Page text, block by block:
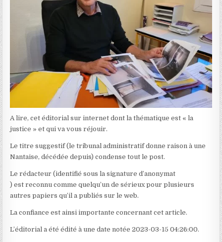
A lire, cet éditorial sur internet dont la thématique est « la
justice » et qui va vous réjouir.
Le titre suggestif (le tribunal administratif donne raison à une
Nantaise, décédée depuis) condense tout le post.
Le rédacteur (identifié sous la signature d’anonymat
) est reconnu comme quelqu’un de sérieux pour plusieurs
autres papiers qu’il a publiés sur le web.
La confiance est ainsi importante concernant cet article.
L’éditorial a été édité à une date notée 2023-03-15 04:26:00.